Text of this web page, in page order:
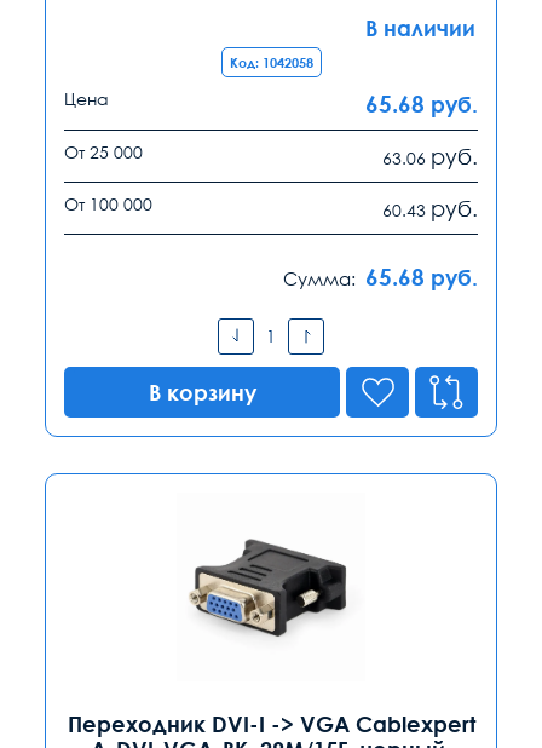
В наличии
Код: 1042058
Цена 65.68 руб.
От 25 000 63.06 руб.
От 100 000 60.43 руб.
Сумма: 65.68 руб.
В корзину
Переходник DVI-I -> VGA Cablexpert